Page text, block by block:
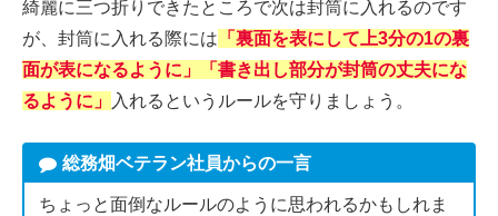
綺麗に三つ折りできたところで次は封筒に入れるのです
が、封筒に入れる際には 「裏面を表にして上3分の1の裏
面が表になるように」「書き出し部分が封筒の丈夫にな
るように」
入れるというルールを守りましょう。
総務畑ベテラン社員からの一言
ちょっと面倒なルールのように思われるかもしれま